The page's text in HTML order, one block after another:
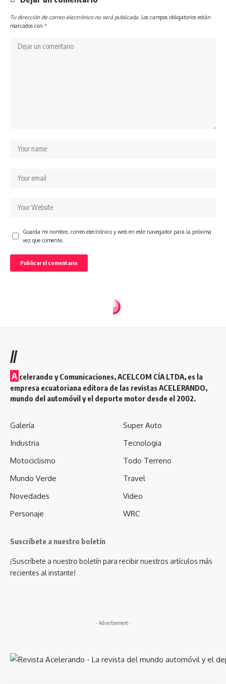
Tu dirección de correo electrónico no será publicada. Los campos obligatorios están
marcados con *
Guarda mi nombre, correo electrónico y web en este navegador para la próxima
vez que comente.
//
A celerando y Comunicaciones, ACELCOM CÍA LTDA, es la
empresa ecuatoriana editora de las revistas ACELERANDO,
mundo del automóvil y el deporte motor desde el 2002.
Galería
Industria
Motociclismo
Mundo Verde
Novedades
Personaje
Super Auto
Tecnologia
Todo Terreno
Travel
Video
WRC
Suscríbete a nuestro boletín
¡Suscríbete a nuestro boletín para recibir nuestros artículos más
recientes al instante!
- Advertisement -